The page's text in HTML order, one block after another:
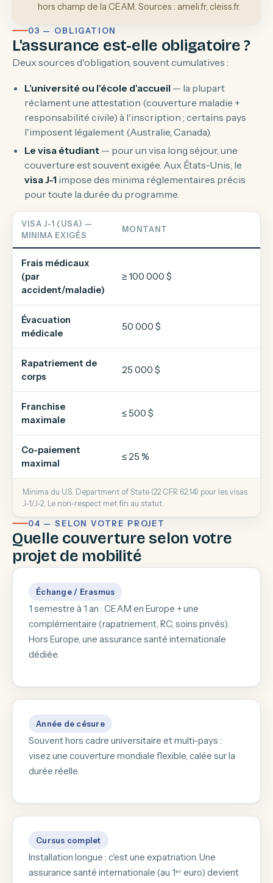
hors champ de la CEAM. Sources : ameli.fr, cleiss.fr.
03 — OBLIGATION
L'assurance est-elle obligatoire ?
Deux sources d'obligation, souvent cumulatives :
L'université ou l'école d'accueil — la plupart
réclament une attestation (couverture maladie +
responsabilité civile) à l'inscription ; certains pays
l'imposent légalement (Australie, Canada).
Le visa étudiant — pour un visa long séjour, une
couverture est souvent exigée. Aux États-Unis, le
visa J-1 impose des minima réglementaires précis
pour toute la durée du programme.
VISA J-1 (USA) —
MINIMA EXIGÉS
MONTANT
Frais médicaux
(par
accident/maladie)
≥ 100 000 $
Évacuation
médicale
50 000 $
Rapatriement de
corps
25 000 $
Franchise
maximale
≤ 500 $
Co-paiement
maximal
≤ 25 %
Minima du U.S. Department of State (22 CFR 62.14) pour les visas
J-1/J-2. Le non-respect met fin au statut.
04 — SELON VOTRE PROJET
Quelle couverture selon votre
projet de mobilité
Échange / Erasmus
1 semestre à 1 an : CEAM en Europe + une
complémentaire (rapatriement, RC, soins privés).
Hors Europe, une assurance santé internationale
dédiée.
Année de césure
Souvent hors cadre universitaire et multi-pays :
visez une couverture mondiale flexible, calée sur la
durée réelle.
Cursus complet
Installation longue : c'est une expatriation. Une
assurance santé internationale (au 1ᵉʳ euro) devient